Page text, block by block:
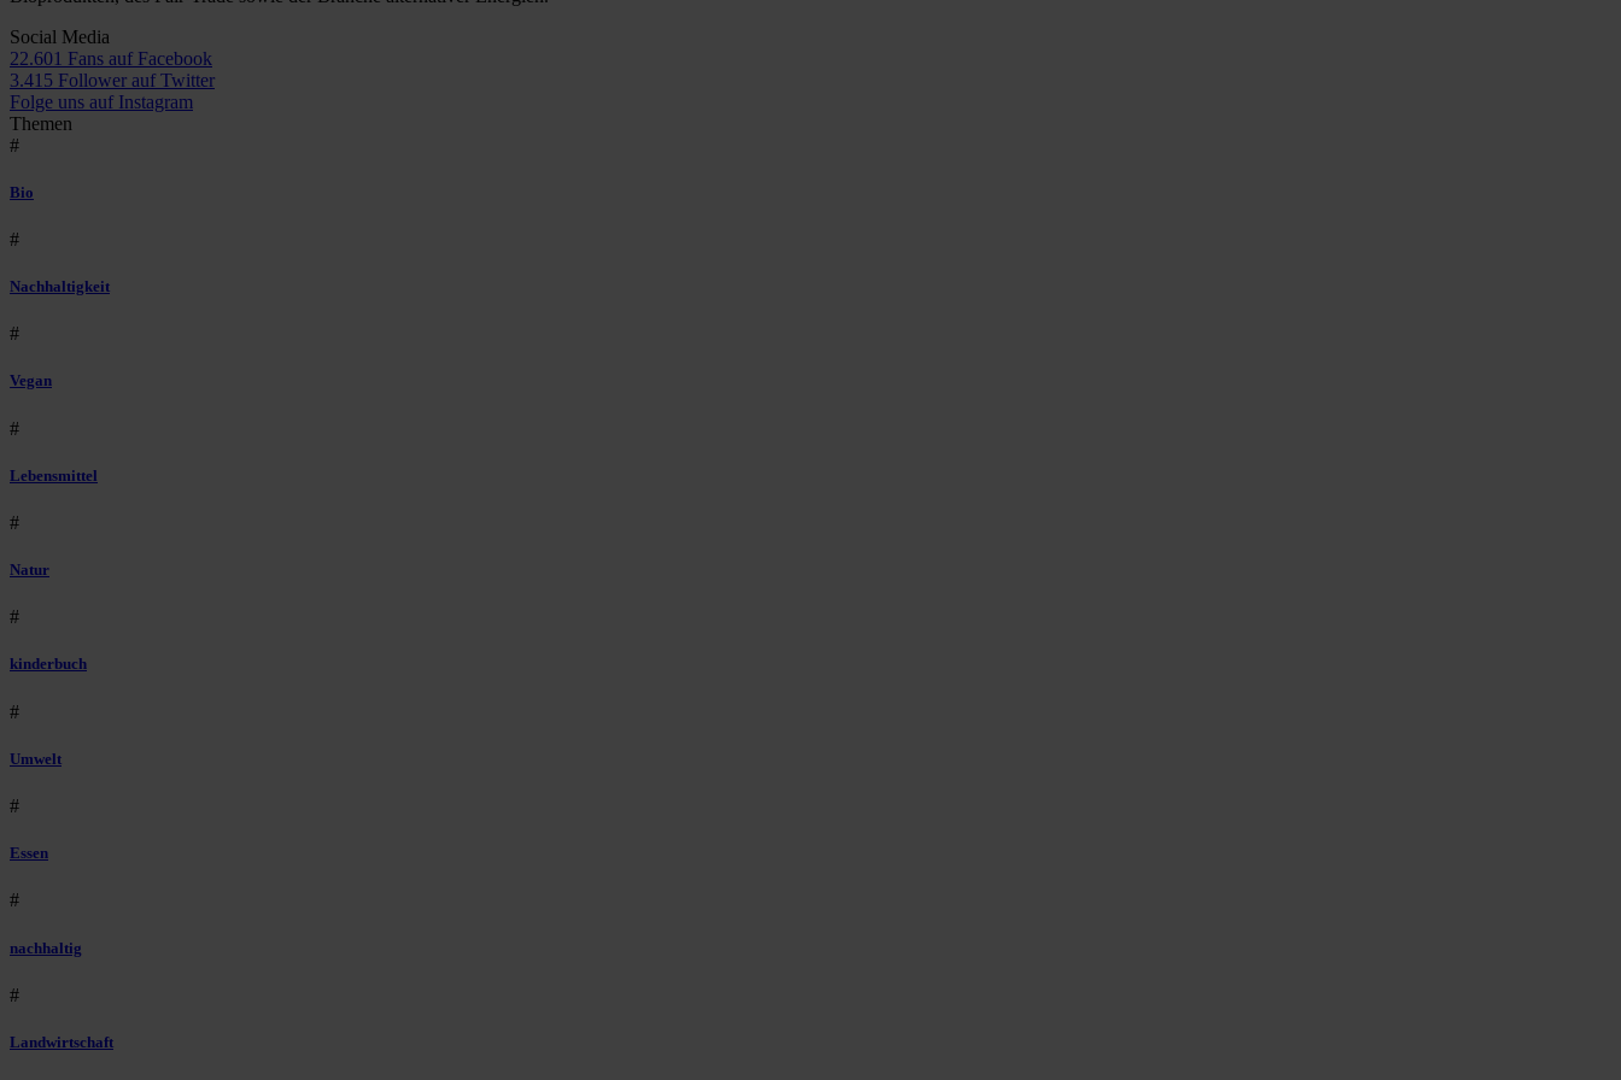
Social Media
22.601 Fans auf Facebook
3.415 Follower auf Twitter
Folge uns auf Instagram
Themen
#
Bio
#
Nachhaltigkeit
#
Vegan
#
Lebensmittel
#
Natur
#
kinderbuch
#
Umwelt
#
Essen
#
nachhaltig
#
Landwirtschaft